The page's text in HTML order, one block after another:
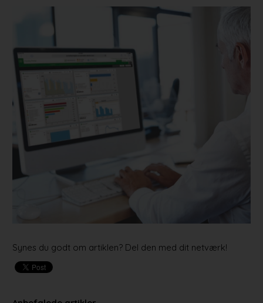
Synes du godt om artiklen? Del den med dit netværk!